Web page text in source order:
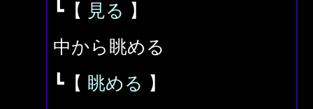
┗【 見る 】
中から眺める
┗【 眺める 】